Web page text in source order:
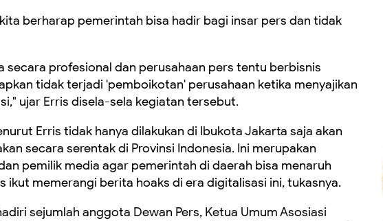
berharap pemerintah bisa hadir bagi insar pers dan tidak
secara profesional dan perusahaan pers tentu berbisnis
tidak terjadi 'pemboikotan' perusahaan ketika menyajikan
ujar Erris disela-sela kegiatan tersebut.
Erris tidak hanya dilakukan di Ibukota Jakarta saja akan
secara serentak di Provinsi Indonesia. Ini merupakan
pemilik media agar pemerintah di daerah bisa menaruh
ikut memerangi berita hoaks di era digitalisasi ini, tukasnya.
sejumlah anggota Dewan Pers, Ketua Umum Asosiasi